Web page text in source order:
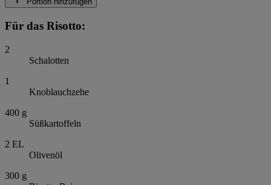
Für das Risotto:
2
Schalotten
1
Knoblauchzehe
400 g
Süßkartoffeln
2 EL
Olivenöl
300 g